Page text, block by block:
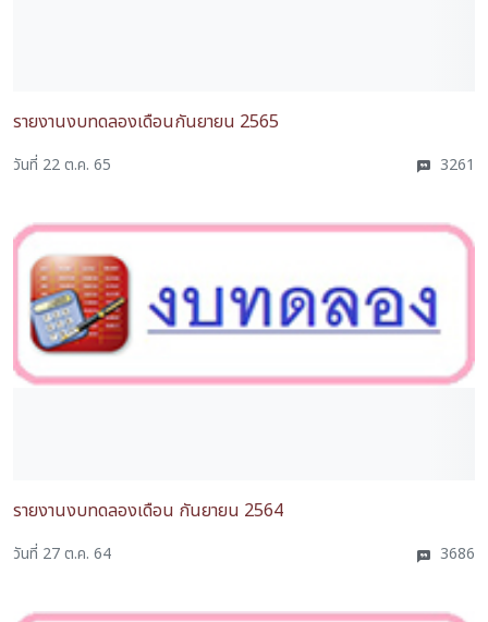
รายงานงบทดลองเดือนกันยายน 2565
วันที่ 22 ต.ค. 65 3261
รายงานงบทดลองเดือน กันยายน 2564
วันที่ 27 ต.ค. 64 3686